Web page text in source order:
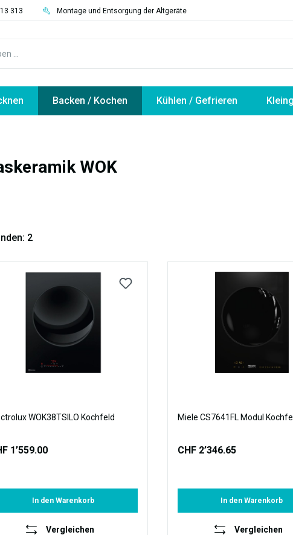
313 Montage und Entsorgung der Altgeräte
Backen / Kochen Kühlen / Gefrieren
WOK
2
WOK38TSILO Kochfeld
1’559.00
In den Warenkorb
Vergleichen
Miele CS7641FL Modul
CHF 2’346.65
In den Warenkorb
Vergleichen